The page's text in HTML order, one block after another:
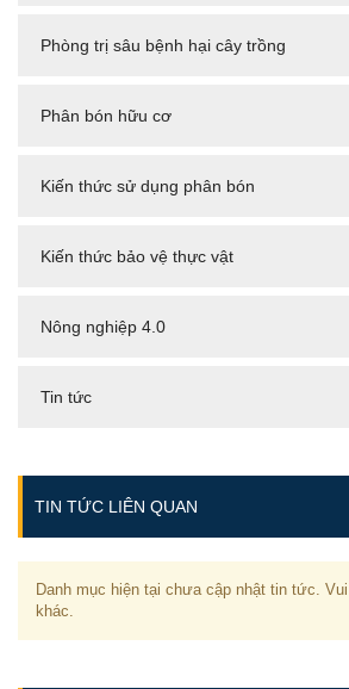
Phòng trị sâu bệnh hại cây trồng
Phân bón hữu cơ
Kiến thức sử dụng phân bón
Kiến thức bảo vệ thực vật
Nông nghiệp 4.0
Tin tức
TIN TỨC LIÊN QUAN
Danh mục hiện tại chưa cập nhật tin tức.
khác.